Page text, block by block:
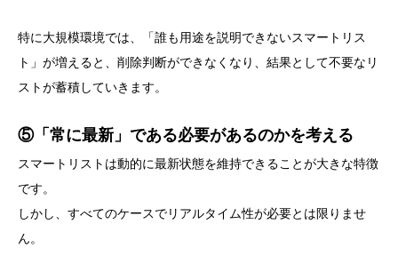
特に大規模環境では、「誰も用途を説明できないスマートリス
ト」が増えると、削除判断ができなくなり、結果として不要なリ
ストが蓄積していきます。
⑤「常に最新」である必要があるのかを考える
スマートリストは動的に最新状態を維持できることが大きな特徴
です。
しかし、すべてのケースでリアルタイム性が必要とは限りませ
ん。